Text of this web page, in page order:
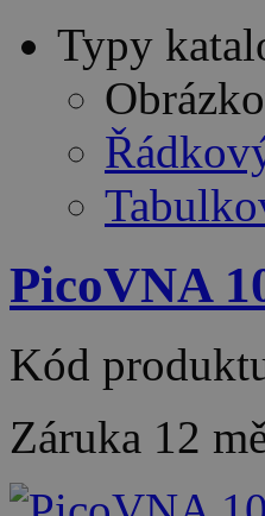
Typy
PicoVNA
Kód
Záruka 12